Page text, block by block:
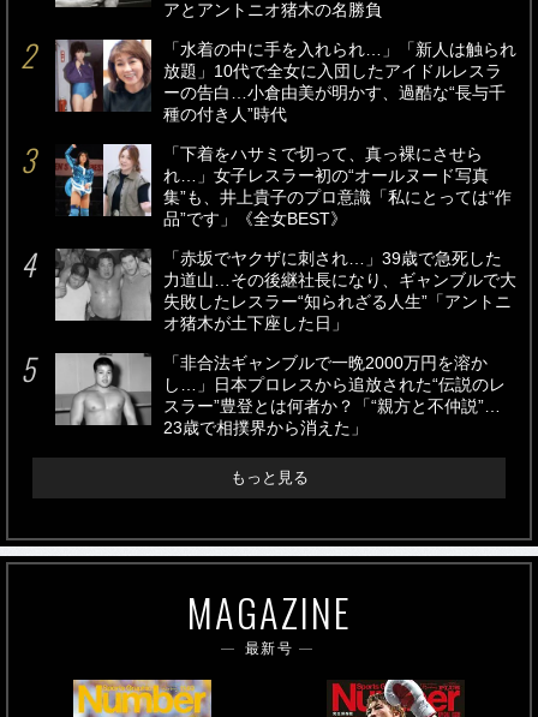
アとアントニオ猪木の名勝負
「水着の中に手を入れられ…」「新人は触られ
放題」10代で全女に入団したアイドルレスラ
ーの告白…小倉由美が明かす、過酷な“長与千
種の付き人”時代
「下着をハサミで切って、真っ裸にさせら
れ…」女子レスラー初の“オールヌード写真
集”も、井上貴子のプロ意識「私にとっては“作
品”です」《全女BEST》
「赤坂でヤクザに刺され…」39歳で急死した
力道山…その後継社長になり、ギャンブルで大
失敗したレスラー“知られざる人生”「アントニ
オ猪木が土下座した日」
「非合法ギャンブルで一晩2000万円を溶か
し…」日本プロレスから追放された“伝説のレ
スラー”豊登とは何者か？「“親方と不仲説”…
23歳で相撲界から消えた」
もっと見る
MAGAZINE
最新号